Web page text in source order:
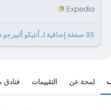
35 صفقة إضافية لـ أنتيكو ألبيرجو ديل سولي أل بانتيون
لمحة عن التقييمات فنادق